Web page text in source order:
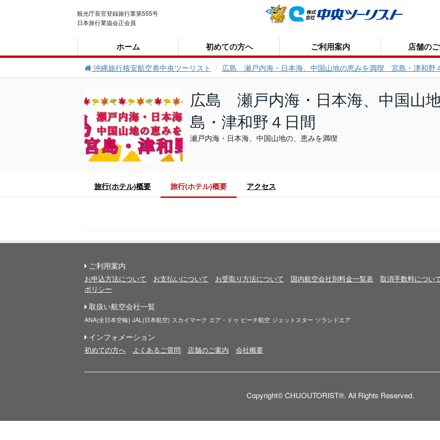
ホーム 初めての方へ ご利用案内
お支払いについて
お受取り方法について
プライバシーポリシー
店舗の
観光庁長官登録旅行業第555号
日本旅行業協会正会員
沖縄旅行格安航空券中央ツーリスト 広島 瀬戸内海・日本海、中国山地の恵みを満喫 宮島・津和野
広島 瀬戸内海・日本海、中国山
島・津和野４日間
瀬戸内海・日本海、中国山地の、恵みを満喫
旅行(ホテル)概要 旅行(ホテル)概要 アクセス
ご利用案内
お申込方法について お支払いについて お受取り方法について 国内航空会社別料金一覧表 取消手数料につい
ポリシー
取扱い航空会社一覧
ANA(全日本空輸) JAL(日本航空) スカイマーク エア・ドゥ ピーチ航空 ジェットスター ソラシドエア
インフォメーション
初めての方へ よくあるご質問 店舗のご案内 会社概要
Copyright© CHUOUTORIST®. All Rights Reserved.